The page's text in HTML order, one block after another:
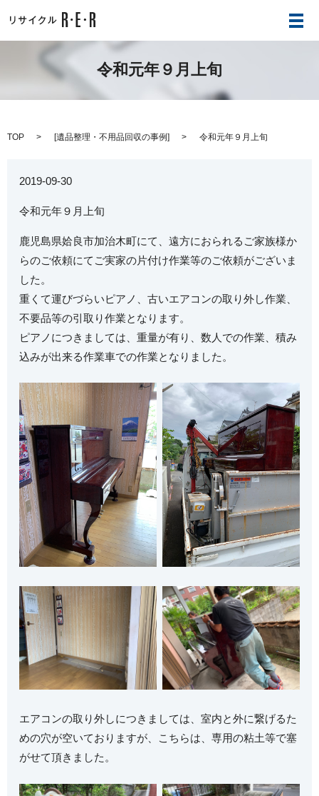
メ
令和元年９月上旬
TOP [遺品整理・不用品回収の事例] 令和元年９月上旬
2019-09-30
令和元年９月上旬
鹿児島県姶良市加治木町にて、遠方におられるご家族様か
らのご依頼にてご実家の片付け作業等のご依頼がございま
した。
重くて運びづらいピアノ、古いエアコンの取り外し作業、
不要品等の引取り作業となります。
ピアノにつきましては、重量が有り、数人での作業、積み
込みが出来る作業車での作業となりました。
エアコンの取り外しにつきましては、室内と外に繋げるた
めの穴が空いておりますが、こちらは、専用の粘土等で塞
がせて頂きました。